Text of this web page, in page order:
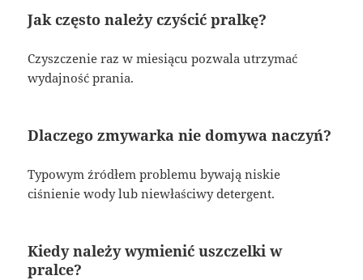
Jak często należy czyścić pralkę?
Czyszczenie raz w miesiącu pozwala utrzymać
wydajność prania.
Dlaczego zmywarka nie domywa naczyń?
Typowym źródłem problemu bywają niskie
ciśnienie wody lub niewłaściwy detergent.
Kiedy należy wymienić uszczelki w
pralce?